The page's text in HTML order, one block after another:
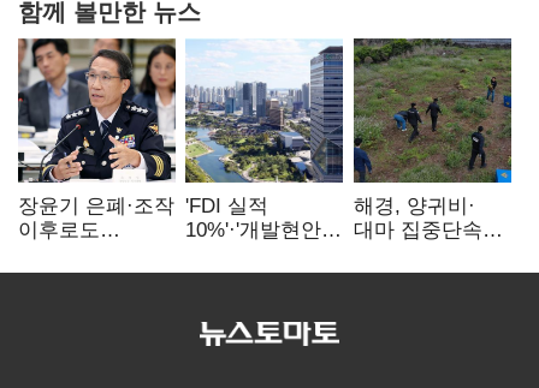
함께 볼만한 뉴스
장윤기 은폐·조작
이후로도
내부비위…경찰
'FDI 실적
10%'·'개발현안
인천경제청장
해경, 양귀비·
대마 집중단속…
249명 검거